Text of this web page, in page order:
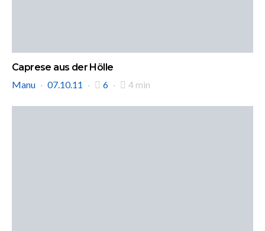
Caprese aus der Hölle
Manu
07.10.11 6 4 min